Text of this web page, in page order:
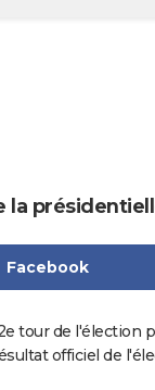
la
Facebook
tour de l'élection
officiel de